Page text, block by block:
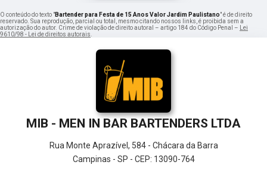
O conteúdo do texto "Bartender para Festa de 15 Anos Valor Jardim Paulistano" é de direito
reservado. Sua reprodução, parcial ou total, mesmo citando nossos links, é proibida sem a
autorização do autor. Crime de violação de direito autoral – artigo 184 do Código Penal –
Lei
9610/98 - Lei de direitos autorais
MIB - MEN IN BAR BARTENDERS LTDA
Rua Monte Aprazível, 584 - Chácara da Barra
Campinas - SP - CEP: 13090-764